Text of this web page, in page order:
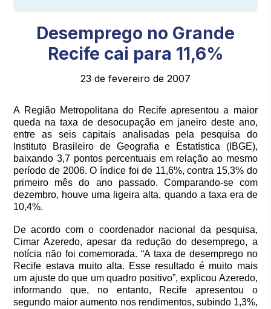
Desemprego no Grande
Recife cai para 11,6%
23 de fevereiro de 2007
A Região Metropolitana do Recife apresentou a maior
queda na taxa de desocupação em janeiro deste ano,
entre as seis capitais analisadas pela pesquisa do
Instituto Brasileiro de Geografia e Estatística (IBGE),
baixando 3,7 pontos percentuais em relação ao mesmo
período de 2006. O índice foi de 11,6%, contra 15,3% do
primeiro mês do ano passado. Comparando-se com
dezembro, houve uma ligeira alta, quando a taxa era de
10,4%.
De acordo com o coordenador nacional da pesquisa,
Cimar Azeredo, apesar da redução do desemprego, a
notícia não foi comemorada. “A taxa de desemprego no
Recife estava muito alta. Esse resultado é muito mais
um ajuste do que um quadro positivo”, explicou Azeredo,
informando que, no entanto, Recife apresentou o
segundo maior aumento nos rendimentos, subindo 1,3%,